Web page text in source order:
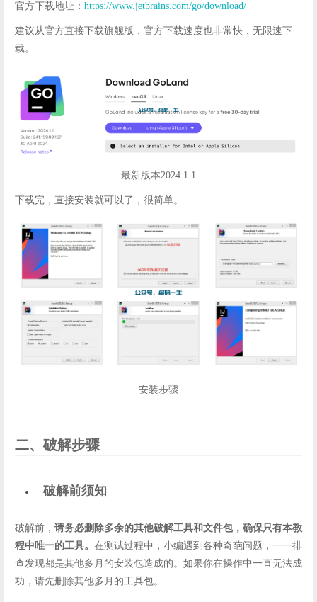
官方下载地址： https://www.jetbrains.com/go/download/
建议从官方直接下载旗舰版，官方下载速度也非常快，无限速下
载。
最新版本2024.1.1
下载完，直接安装就可以了，很简单。
安装步骤
二、破解步骤
破解前须知
破解前， 请务必删除多余的其他破解工具和文件包，确保只有本教
程中唯一的工具。 在测试过程中，小编遇到各种奇葩问题，一一排
查发现都是其他多月的安装包造成的。如果你在操作中一直无法成
功，请先删除其他多月的工具包。